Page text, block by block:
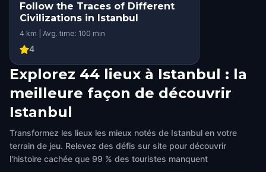
Follow the Traces of Different
Civilizations in Istanbul
4 km | Avg. time: 100 min
4
Explorez 44 lieux à Istanbul : la
meilleure façon de découvrir
Istanbul
Transformez les lieux les mieux notés de Istanbul en votre
terrain de jeu. Relevez des défis sur site pour découvrir
l'histoire cachée que 99 % des touristes manquent